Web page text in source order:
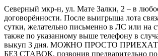
Северный мкр-н, ул. Мате Залки, 2 – в
договорённости. После выигрыша лота
сутки, желательно письменно в ЛС или на
также по указанному выше телефону в
выкуп 3 дня. МОЖНО ПРОСТО
БЕЗ СТАВОК, позвонив предварительно по